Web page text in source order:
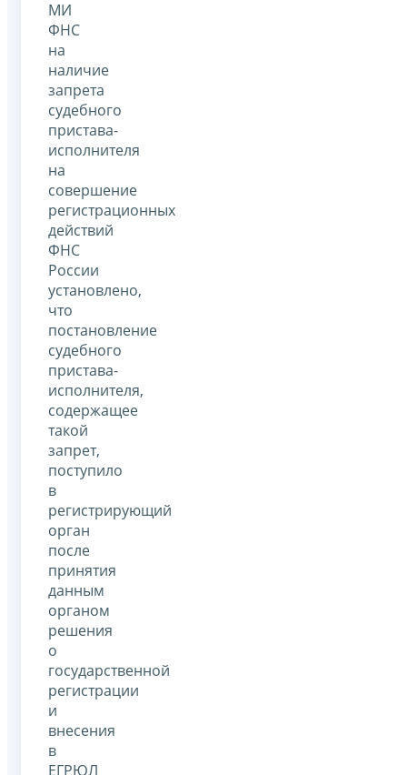
МИ
ФНС
на
наличие
запрета
судебного
пристава-
исполнителя
на
совершение
регистрационных
действий
ФНС
России
установлено,
что
постановление
судебного
пристава-
исполнителя,
содержащее
такой
запрет,
поступило
в
регистрирующий
орган
после
принятия
данным
органом
решения
о
государственной
регистрации
и
внесения
в
ЕГРЮЛ